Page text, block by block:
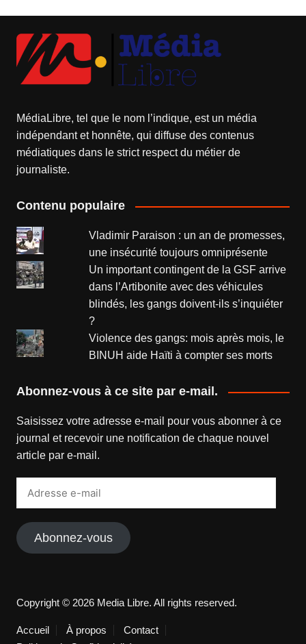
MédiaLibre, tel que le nom l’indique, est un média
indépendant et honnête, qui diffuse des contenus
médiatiques dans le strict respect du métier de
journaliste.
Contenu populaire
Vladimir Paraison : un an de promesses,
une insécurité toujours omniprésente
Un important contingent de la GSF arrive
dans l’Artibonite avec des véhicules
blindés, les gangs doivent-ils s’inquiéter
?
Violence des gangs: mois après mois, le
BINUH aide Haïti à compter ses morts
Abonnez-vous à ce site par e-mail.
Saisissez votre adresse e-mail pour vous abonner à ce
journal et recevoir une notification de chaque nouvel
article par e-mail.
Abonnez-vous
Copyright © 2026 Media Libre. All rights reserved.
Accueil À propos
Contact